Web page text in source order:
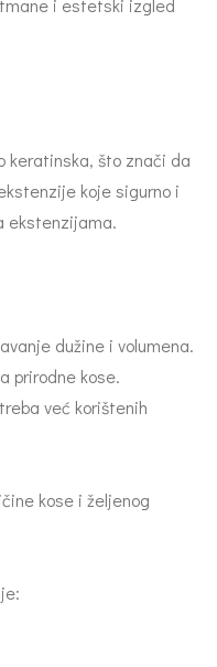
i estetski izgled
keratinska, što znači da
koje sigurno i
ekstenzijama.
dužine i volumena.
prirodne kose.
već korištenih
kose i željenog